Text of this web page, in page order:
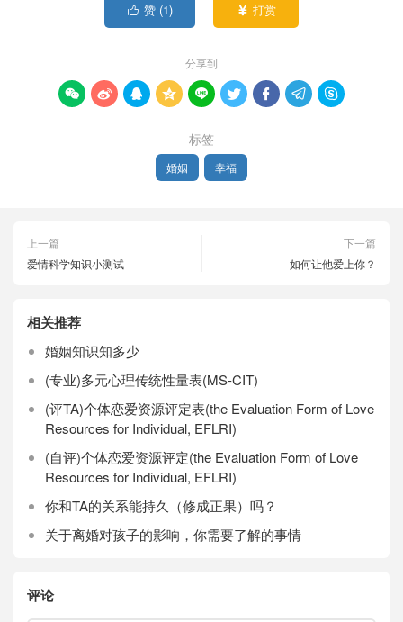
 赞 (1)  打赏
分享到
        
标签
婚姻 幸福
上一篇
爱情科学知识小测试
下一篇
如何让他爱上你？
相关推荐
婚姻知识知多少
(专业)多元心理传统性量表(MS-CIT)
(评TA)个体恋爱资源评定表(the Evaluation Form of Love
Resources for Individual, EFLRI)
(自评)个体恋爱资源评定(the Evaluation Form of Love
Resources for Individual, EFLRI)
你和TA的关系能持久（修成正果）吗？
关于离婚对孩子的影响，你需要了解的事情
评论